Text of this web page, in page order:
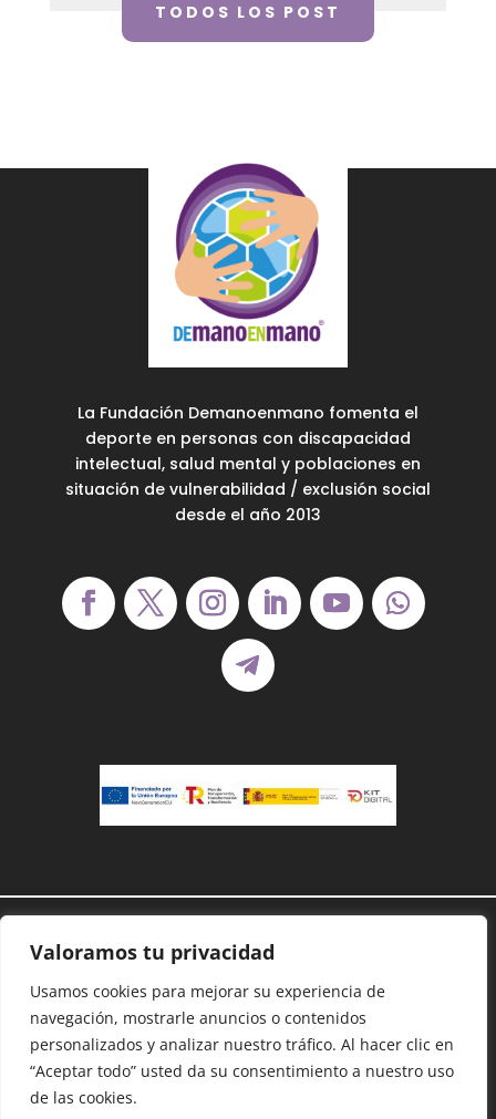
Valoramos tu privacidad
Usamos cookies para mejorar su experiencia de
navegación, mostrarle anuncios o contenidos
personalizados y analizar nuestro tráfico. Al hacer clic en
“Aceptar todo” usted da su consentimiento a nuestro uso
de las cookies.
Dona con Bizum:
09975
TODOS LOS POST
La Fundación Demanoenmano fomenta el
deporte en personas con discapacidad
intelectual, salud mental y poblaciones en
situación de vulnerabilidad / exclusión social
desde el año 2013
reservados©
Protección de datos–Cookies–Accesibilidad
Mapa Web